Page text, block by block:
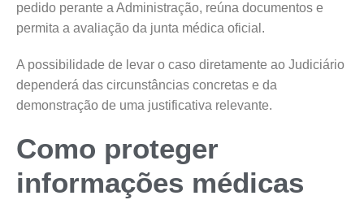
pedido perante a Administração, reúna documentos e
permita a avaliação da junta médica oficial.
A possibilidade de levar o caso diretamente ao Judiciário
dependerá das circunstâncias concretas e da
demonstração de uma justificativa relevante.
Como proteger
informações médicas